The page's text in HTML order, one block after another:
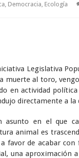
, Democracia, Ecología
Legislativa
muerte al toro,
en actividad
directamente a la
en el que
animal es
favor de acabar con
una aproximación